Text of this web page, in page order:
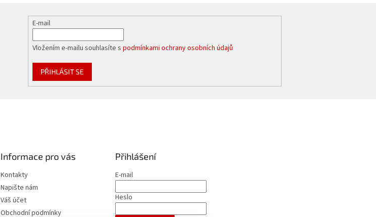
E-mail
Vložením e-mailu souhlasíte spodmínkami ochrany osobních údajů
PŘIHLÁSIT SE
Informace pro vás
Kontakty
Napište nám
Váš účet
Obchodní podmínky
Přihlášení
E-mail
Heslo